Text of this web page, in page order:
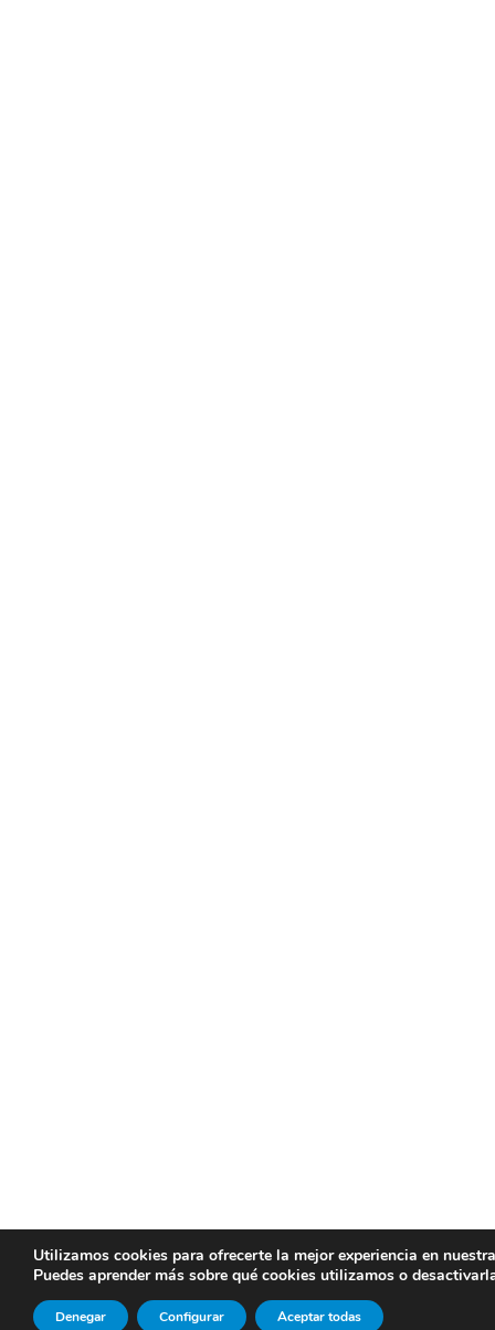
Utilizamos cookies para ofrecerte la mejor experiencia en
Puedes aprender más sobre qué cookies utilizamos o
Aceptar todas
Denegar Configurar